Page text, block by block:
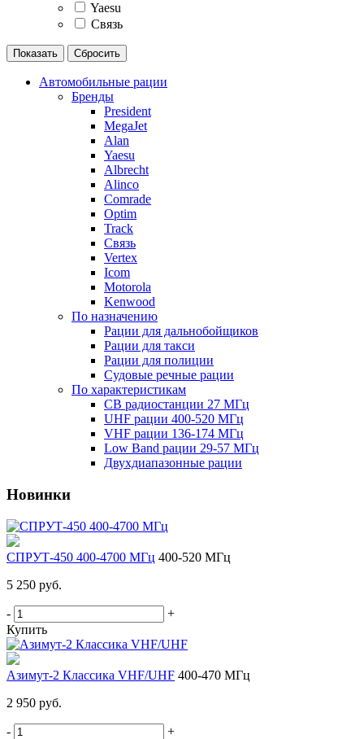
Yaesu
Связь
Автомобильные рации
Бренды
President
MegaJet
Alan
Yaesu
Albrecht
Alinco
Comrade
Optim
Track
Связь
Vertex
Icom
Motorola
Kenwood
По назначению
Рации для дальнобойщиков
Рации для такси
Рации для полиции
Судовые речные рации
По характеристикам
CB радиостанции 27 МГц
UHF рации 400-520 МГц
VHF рации 136-174 МГц
Low Band рации 29-57 МГц
Двухдиапазонные рации
Новинки
СПРУТ-450 400-4700 МГц 400-520 МГц
5 250 руб.
-
+
Купить
Азимут-2 Классика VHF/UHF 400-470 МГц
2 950 руб.
-
+